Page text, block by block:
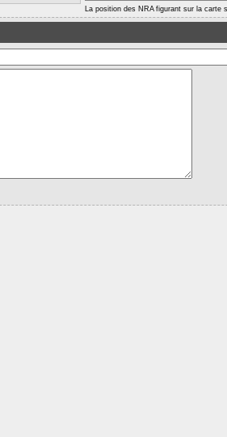
La position des NRA figurant sur la carte